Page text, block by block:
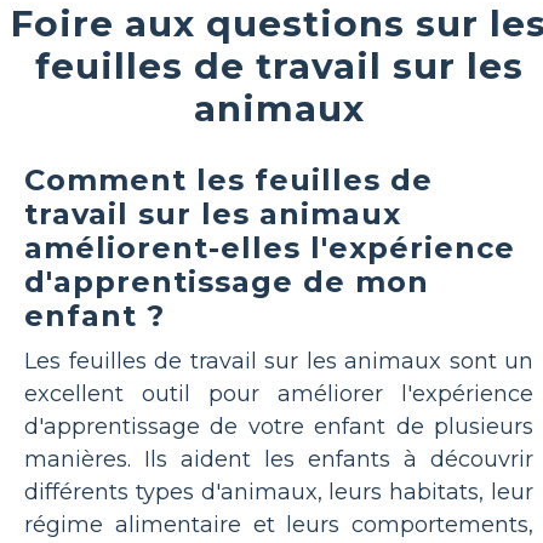
Foire aux questions sur
feuilles de travail sur les
animaux
Comment les feuilles de
travail sur les animaux
améliorent-elles l'expérience
d'apprentissage de mon
enfant ?
Les feuilles de travail sur les animaux sont un
excellent outil pour améliorer l'expérience
d'apprentissage de votre enfant de plusieurs
manières. Ils aident les enfants à découvrir
différents types d'animaux, leurs habitats, leur
régime alimentaire et leurs comportements,